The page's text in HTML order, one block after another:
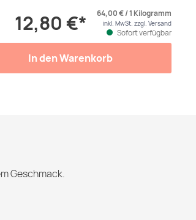
den gewünschten Wert
12,80 €* 64,00 € / 1 Kilogramm
inkl. MwSt. zzgl. Versand
Sofort verfügbar
In den Warenkorb
Geschmack.